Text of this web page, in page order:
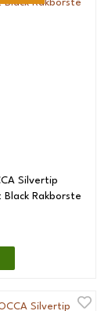
Silvertip
Black Rakborste